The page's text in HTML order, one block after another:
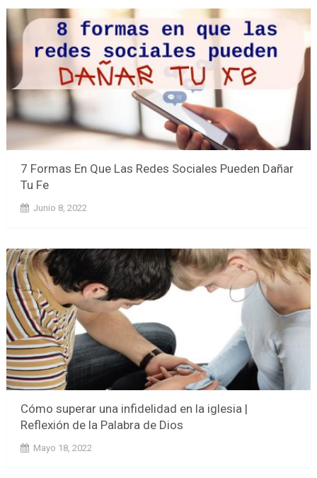
7 Formas En Que Las Redes Sociales Pueden Dañar
Tu Fe
Junio 8, 2022
Cómo superar una infidelidad en la iglesia |
Reflexión de la Palabra de Dios
Mayo 18, 2022